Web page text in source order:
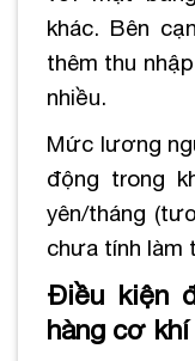
khác. Bên
thêm thu
nhiều.
Mức lương
động trong
yên/tháng
chưa tính làm
Điều kiện
hàng cơ